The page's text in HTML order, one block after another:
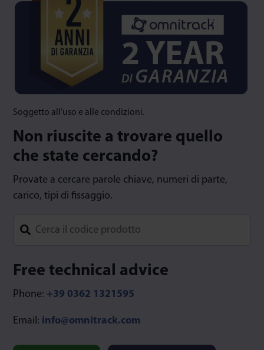
Soggetto all’uso e alle condizioni.
Non riuscite a trovare quello
che state cercando?
Provate a cercare parole chiave, numeri di parte,
carico, tipi di fissaggio.
Free technical advice
Phone: +39 0362 1321595
Email: info@omnitrack.com